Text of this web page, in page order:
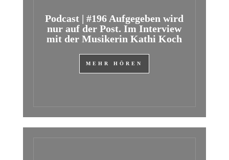
Podcast | #196 Aufgegeben wird
nur auf der Post. Im Interview
mit der Musikerin Kathi Koch
MEHR HÖREN